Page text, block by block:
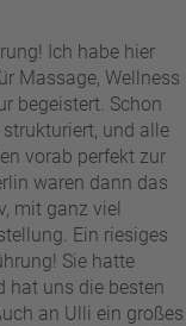
Ich habe hier
Massage, Wellness
begeistert. Schon
und alle
vorab perfekt zur
waren dann das
mit ganz viel
Ein riesiges
Sie hatte
hat uns die besten
an Ulli ein großes